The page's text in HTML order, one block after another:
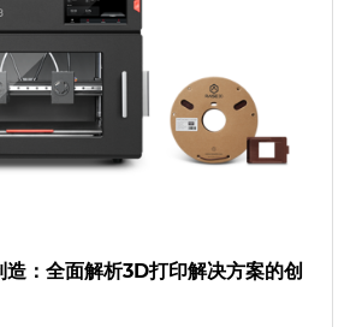
：全面解析3D打印解决方案的创